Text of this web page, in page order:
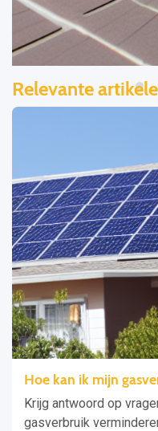
Relevante
Hoe kan ik mijn
Krijg antwoord op
gasverbruik